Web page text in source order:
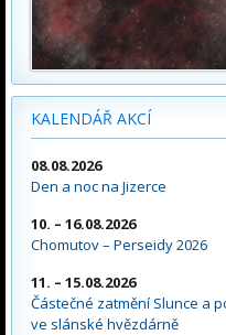
KALENDÁŘ AKCÍ
08.08.2026
Den a noc na Jizerce
10. – 16.08.2026
Chomutov – Perseidy 2026
11. – 15.08.2026
Částečné zatmění Slunce a
ve slánské hvězdárně